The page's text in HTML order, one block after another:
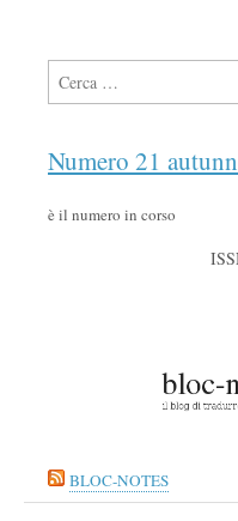
Ricerca per:
Numero 21
è il numero in corso
BLOC-NOTES